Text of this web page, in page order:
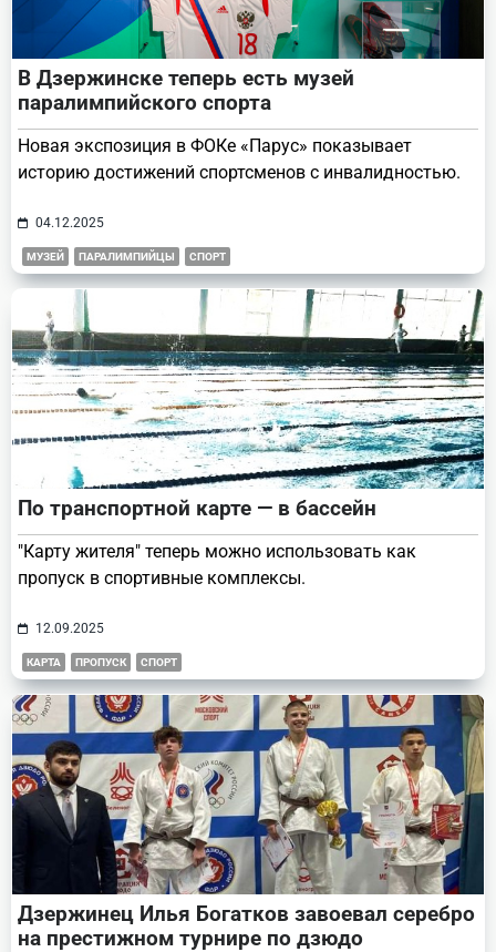
В Дзержинске теперь есть музей
паралимпийского спорта
Новая экспозиция в ФОКе «Парус» показывает
историю достижений спортсменов с инвалидностью.
04.12.2025
МУЗЕЙ ПАРАЛИМПИЙЦЫ СПОРТ
По транспортной карте — в бассейн
"Карту жителя" теперь можно использовать как
пропуск в спортивные комплексы.
12.09.2025
КАРТА ПРОПУСК СПОРТ
Дзержинец Илья Богатков завоевал серебро
на престижном турнире по дзюдо